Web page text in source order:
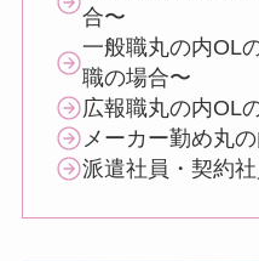
合〜
一般職丸の内OL
職の場合〜
広報職丸の内OL
メーカー勤め丸
派遣社員・契約